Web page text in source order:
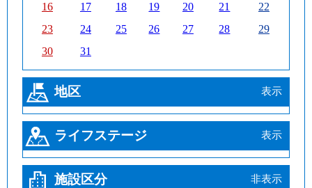
16
17 18 19 20 21
22
23
24 25 26 27 28
29
30
31
地区
ライフステージ
施設区分